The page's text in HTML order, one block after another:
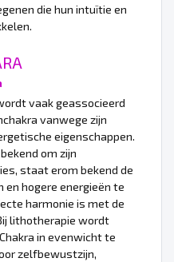
die hun intuïtie en
vaak geassocieerd
vanwege zijn
eigenschappen.
om zijn
staat erom bekend de
hogere energieën te
harmonie is met de
lithotherapie wordt
in evenwicht te
zelfbewustzijn,